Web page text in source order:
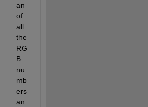
an
of
all
the
RG
B
nu
mb
ers
an